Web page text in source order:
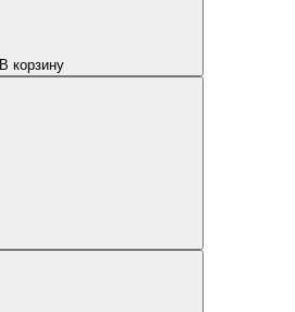
В корзину